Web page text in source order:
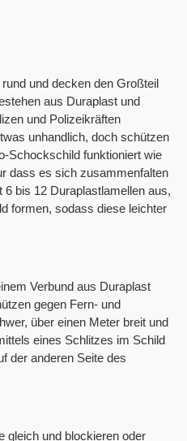
und decken den Großteil
aus Duraplast und
und Polizeikräften
unhandlich, doch schützen
Schockschild funktioniert wie
dass es sich zusammenfalten
bis 12 Duraplastlamellen aus,
formen, sodass diese leichter
Verbund aus Duraplast
gegen Fern- und
über einen Meter breit und
eines Schlitzes im Schild
der anderen Seite des
gleich und blockieren oder